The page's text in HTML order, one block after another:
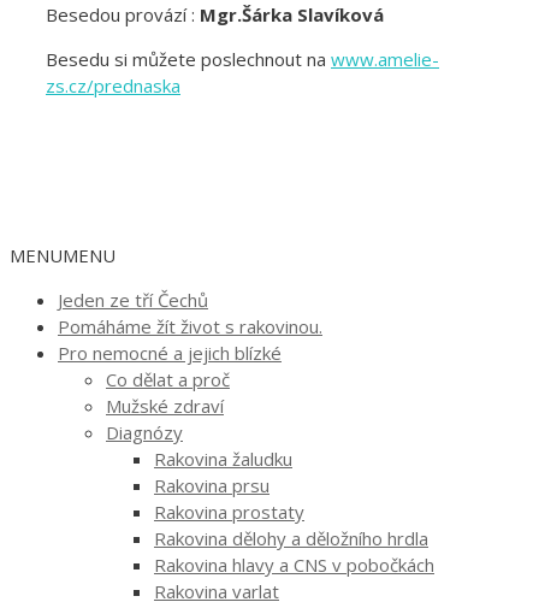
Besedou provází : Mgr.Šárka Slavíková
Besedu si můžete poslechnout na www.amelie-
zs.cz/prednaska
MENUMENU
Jeden ze tří Čechů
Pomáháme žít život s rakovinou.
Pro nemocné a jejich blízké
Co dělat a proč
Mužské zdraví
Diagnózy
Rakovina žaludku
Rakovina prsu
Rakovina prostaty
Rakovina dělohy a děložního hrdla
Rakovina hlavy a CNS v pobočkách
Rakovina varlat